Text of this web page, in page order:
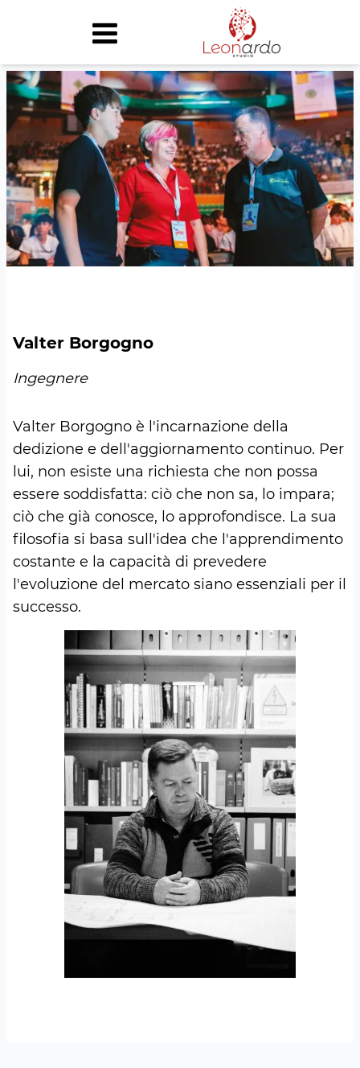
chi siamo
attività
case history
partner
news
Valter Borgogno
Ingegnere
Valter Borgogno è l'incarnazione della
dedizione e dell'aggiornamento continuo. Per
lui, non esiste una richiesta che non possa
essere soddisfatta: ciò che non sa, lo impara;
ciò che già conosce, lo approfondisce. La sua
filosofia si basa sull'idea che l'apprendimento
costante e la capacità di prevedere
l'evoluzione del mercato siano essenziali per il
successo.